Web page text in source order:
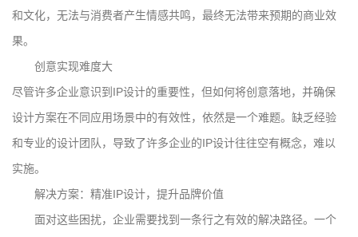
和文化，无法与消费者产生情感共鸣，最终无法带来预期的商业效
果。
创意实现难度大
尽管许多企业意识到IP设计的重要性，但如何将创意落地，并确保
设计方案在不同应用场景中的有效性，依然是一个难题。缺乏经验
和专业的设计团队，导致了许多企业的IP设计往往空有概念，难以
实施。
解决方案：精准IP设计，提升品牌价值
面对这些困扰，企业需要找到一条行之有效的解决路径。一个